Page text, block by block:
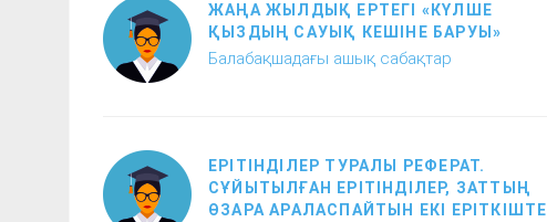
ЖАҢА ЖЫЛДЫҚ ЕРТЕГІ «КҮЛШЕ
ҚЫЗДЫҢ САУЫҚ КЕШІНЕ БАРУЫ»
Балабақшадағы ашық сабақтар
ЕРІТІНДІЛЕР ТУРАЛЫ РЕФЕРАТ.
СҰЙЫТЫЛҒАН ЕРІТІНДІЛЕР, ЗАТТЫҢ
ӨЗАРА АРАЛАСПАЙТЫН ЕКІ ЕРІТКІШТЕ